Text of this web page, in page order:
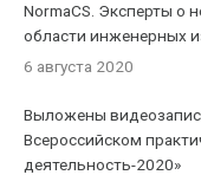
NormaCS. Эксперты о
области инженерных
6 августа 2020
Выложены
Всероссийском
деятельность-2020»